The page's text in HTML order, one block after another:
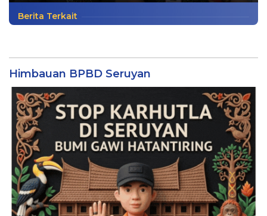
Berita Terkait
Himbauan BPBD Seruyan